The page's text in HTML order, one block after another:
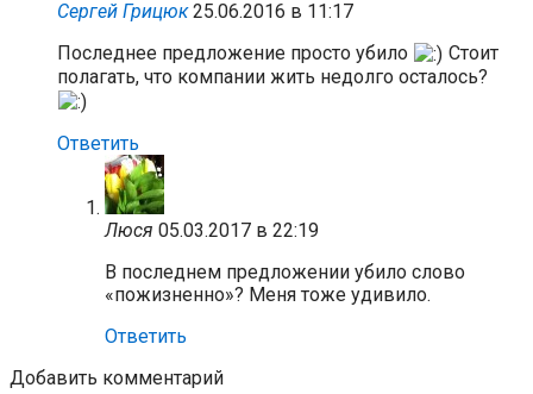
Сергей Грицюк 25.06.2016 в 11:17
Последнее предложение просто убило
Стоит
полагать, что компании жить недолго осталось?
Ответить
Люся 05.03.2017 в 22:19
В последнем предложении убило слово
«пожизненно»? Меня тоже удивило.
Ответить
Добавить комментарий